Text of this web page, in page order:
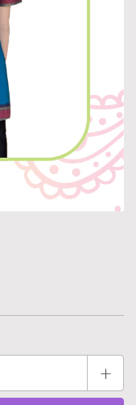
+